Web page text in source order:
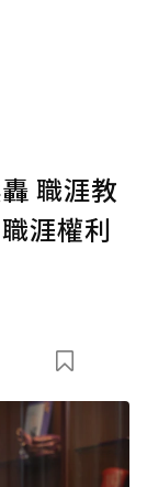
職涯教
涯權利